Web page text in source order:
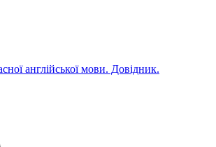
англійської мови. Довідник.